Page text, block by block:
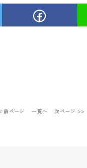
前ページ 一覧へ 次ページ >>